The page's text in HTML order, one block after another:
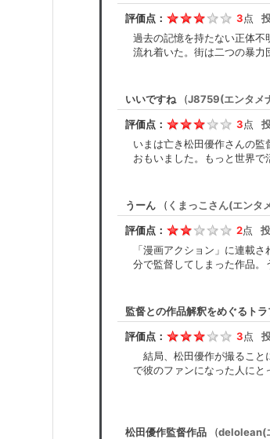
評価点：
3点
過去の記憶を持たない正体
流れ着いた。街は二つの暴
いいですね (J8759(エンタメ
評価点：
3点
いまは亡き松田優作さんの
おもいました。もっと世界で
うーん ( くまっこさん(エンタ
評価点：
2点
「漫画アクション」に連載
分で監督してしまった作品。
監督との作品解釈をめぐるト
評価点：
3点
結局、松田優作が撮ること
で彼のファンになった人に
松田優作監督作品 (delolean(